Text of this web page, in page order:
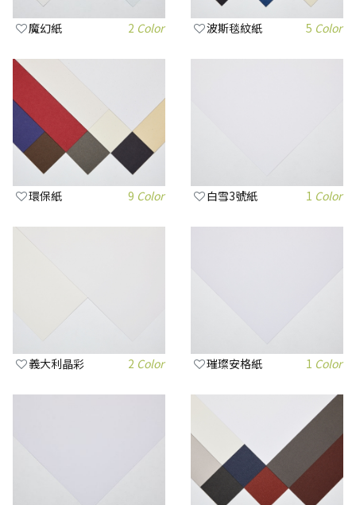
魔幻紙 2 Color 波斯毯紋紙 5 Color
環保紙 9 Color 白雪3號紙 1 Color
義大利晶彩 2 Color 璀璨安格紙 1 Color